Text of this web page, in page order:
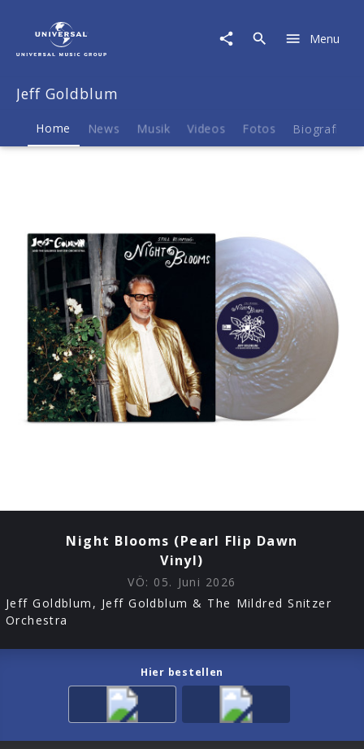
Goldblum
Musik
Merch
Menu
Jeff Goldblum
Home News Musik Videos Fotos Biografie
Night Blooms (Pearl Flip Dawn
Vinyl)
VÖ: 05. Juni 2026
Jeff Goldblum, Jeff Goldblum & The Mildred Snitzer
Orchestra
Hier bestellen